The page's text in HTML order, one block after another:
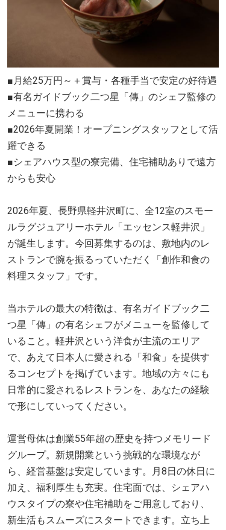
■月給25万円～＋賞与・各種手当で安定の好待遇
■有名ガイドブック二つ星「傳」のシェフ監修の
メニューに携わる
■2026年夏開業！オープニングスタッフとして活
躍できる
■シェアハウス型の寮完備、住宅補助ありで遠方
からも安心
2026年夏、長野県軽井沢町に、全12室のスモー
ルラグジュアリーホテル「エッセンス軽井沢」
が誕生します。今回募集するのは、敷地内のレ
ストランで腕を振るっていただく「創作和食の
料理スタッフ」です。
当ホテルの最大の特徴は、有名ガイドブック二
つ星「傳」の有名シェフがメニューを監修して
いること。軽井沢という洋食が主流のエリア
で、あえて日本人に愛される「和食」を提供す
るコンセプトを掲げています。地域の方々にも
日常的に愛されるレストランを、あなたの経験
で形にしていってください。
運営母体は創業55年超の歴史を持つメモリード
グループ。新規開業という挑戦的な環境なが
ら、経営基盤は安定しています。月8日の休日に
加え、福利厚生も充実。住宅面では、シェアハ
ウスタイプの寮や住宅補助をご用意しており、
新生活もスムーズにスタートできます。立ち上